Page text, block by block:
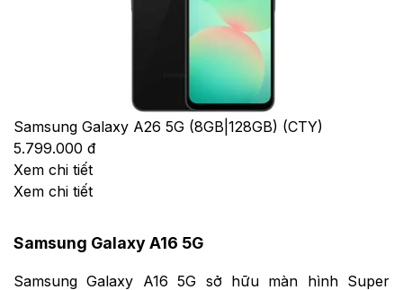
Samsung Galaxy A26 5G (8GB|128GB) (CTY)
5.799.000 đ
Xem chi tiết
Xem chi tiết
Samsung Galaxy A16 5G
Samsung Galaxy A16 5G sở hữu màn hình Super